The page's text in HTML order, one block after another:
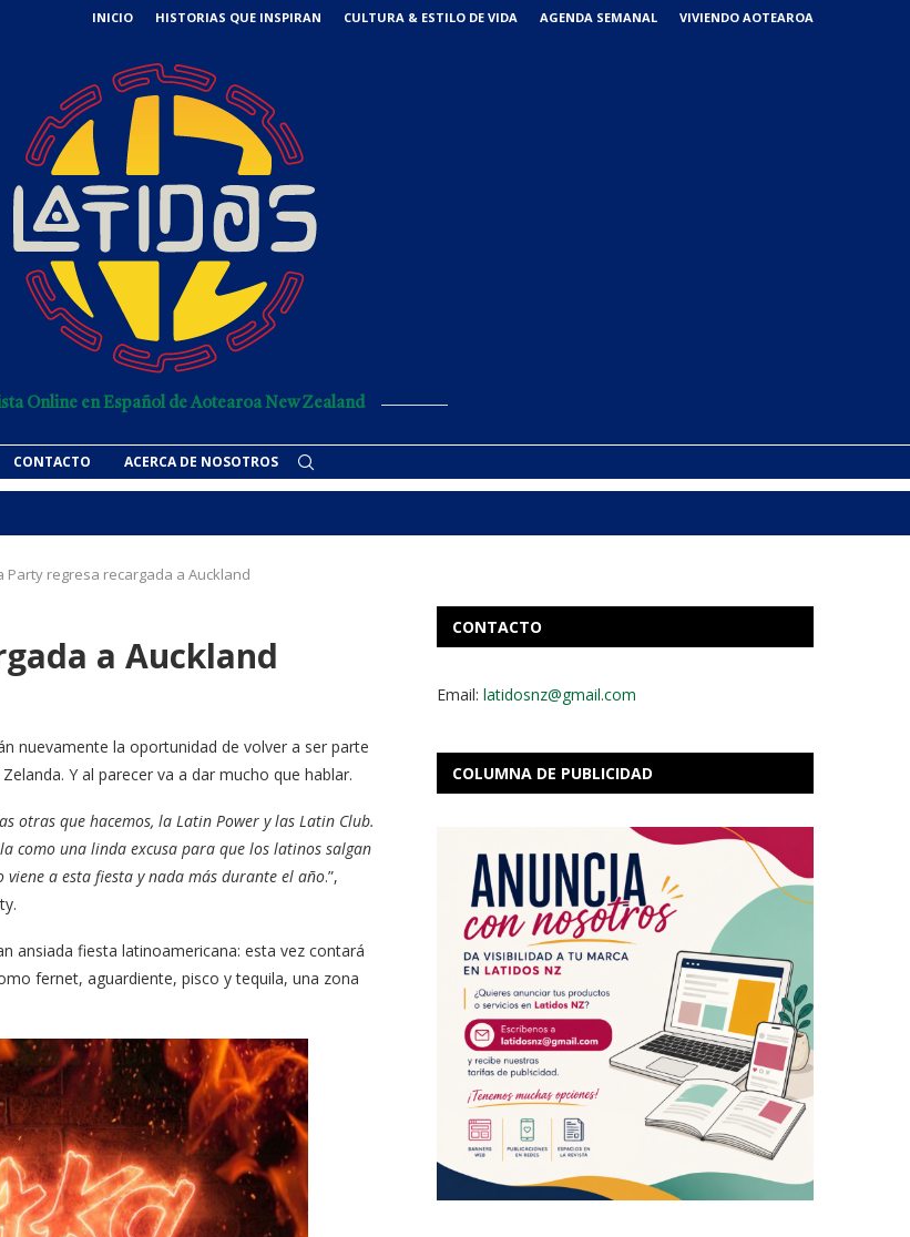
INICIO HISTORIAS QUE INSPIRAN CULTURA & ESTILO DE VIDA AGENDA SEMANAL VIVIENDO AOTEAROA
Online en Español de Aotearoa New Zealand
CONTACTO ACERCA DE NOSOTROS
Party regresa recargada a Auckland
a Auckland
nuevamente la oportunidad de volver a ser parte
Y al parecer va a dar mucho que hablar.
otras que hacemos, la Latin Power y las Latin Club.
como una linda excusa para que los latinos salgan
viene a esta fiesta y nada más durante el año.”,
ansiada fiesta latinoamericana: esta vez contará
fernet, aguardiente, pisco y tequila, una zona
CONTACTO
Email: latidosnz@gmail.com
COLUMNA DE PUBLICIDAD